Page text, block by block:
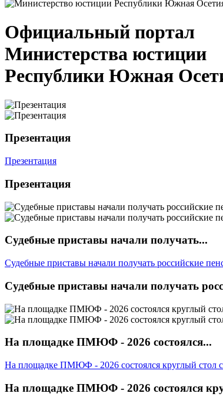
Официальный портал
Министерства юстиции
Республики Южная
Презентация
Презентация
Презентация
Судебные приставы начали получать...
Судебные приставы начали получать российские
Судебные приставы начали получать
На площадке ПМЮФ - 2026 состоялся...
На площадке ПМЮФ - 2026 состоялся круглый стол с
На площадке ПМЮФ - 2026 состоялся